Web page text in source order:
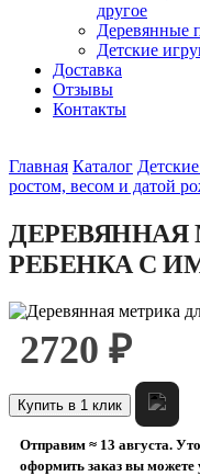
другое
Деревянные
Детские
Доставка
Отзывы
Контакты
Главная Каталог
ростом, весом и датой
ДЕРЕВЯННАЯ
РЕБЕНКА С
2720 ₽
Купить в 1 клик
Отправим ≈ 13 августа.
оформить заказ вы можете